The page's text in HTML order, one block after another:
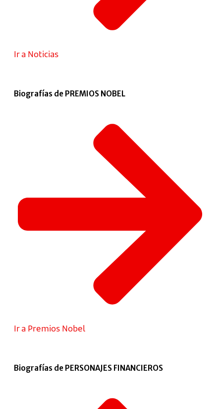
Ir a Noticias
Biografías de PREMIOS NOBEL
Ir a Premios Nobel
Biografías de PERSONAJES FINANCIEROS